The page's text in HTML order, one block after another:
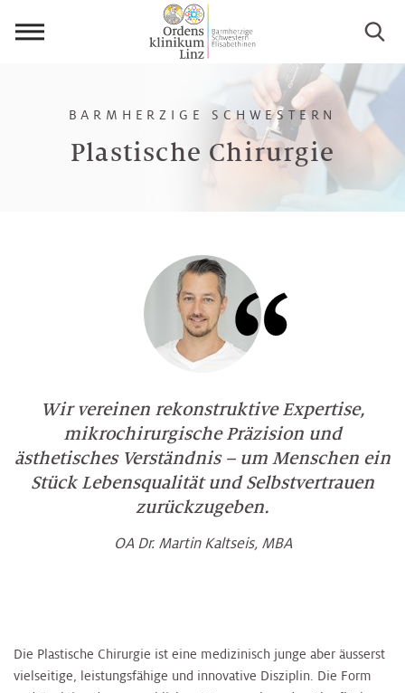
Plastische Chirurgie
BARMHERZIGE SCHWESTERN
Wir vereinen rekonstruktive Expertise,
mikrochirurgische Präzision und
ästhetisches Verständnis – um Menschen ein
Stück Lebensqualität und Selbstvertrauen
zurückzugeben.
OA Dr. Martin Kaltseis, MBA
Die Plastische Chirurgie ist eine medizinisch junge aber äusserst
vielseitige, leistungsfähige und innovative Disziplin. Die Form